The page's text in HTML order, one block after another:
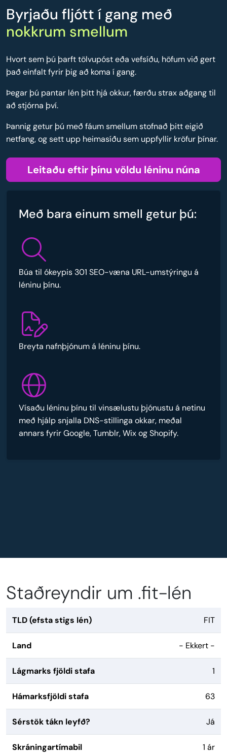
Byrjaðu fljótt í gang með
nokkrum smellum
Hvort sem þú þarft tölvupóst eða vefsíðu, höfum við gert
það einfalt fyrir þig að koma í gang.
Þegar þú pantar lén þitt hjá okkur, færðu strax aðgang til
að stjórna því.
Þannig getur þú með fáum smellum stofnað þitt eigið
netfang, og sett upp heimasíðu sem uppfyllir kröfur þínar.
Leitaðu eftir þínu völdu léninu núna
Með bara einum smell getur þú:
Búa til ókeypis 301 SEO-væna URL-umstýringu á
léninu þínu.
Breyta nafnþjónum á léninu þínu.
Vísaðu léninu þínu til vinsælustu þjónustu á netinu
með hjálp snjalla DNS-stillinga okkar, meðal
annars fyrir Google, Tumblr, Wix og Shopify.
Staðreyndir um .fit-lén
TLD (efsta stigs lén) FIT
Land - Ekkert -
Lágmarks fjöldi stafa 1
Hámarksfjöldi stafa 63
Sérstök tákn leyfð? Já
Skráningartímabil 1 ár